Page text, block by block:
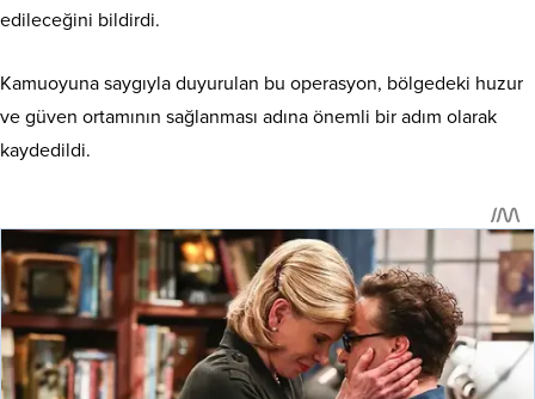
edileceğini bildirdi.
Kamuoyuna saygıyla duyurulan bu operasyon, bölgedeki huzur
ve güven ortamının sağlanması adına önemli bir adım olarak
kaydedildi.